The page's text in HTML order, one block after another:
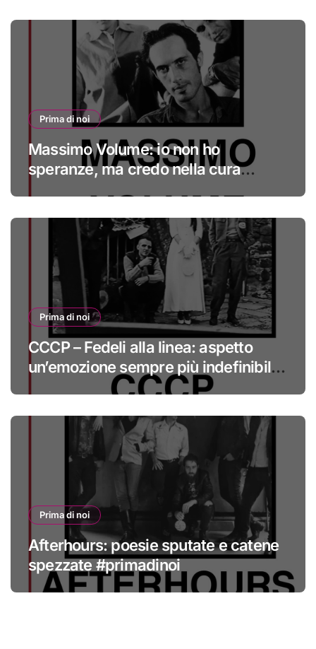
Prima di noi
Massimo Volume: io non ho
speranze, ma credo nella cura
Prima di noi
CCCP – Fedeli alla linea: aspetto
un’emozione sempre più indefinibile
#primadinoi
Prima di noi
Afterhours: poesie sputate e catene
spezzate #primadinoi